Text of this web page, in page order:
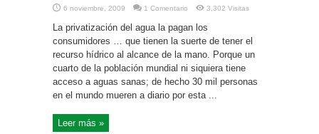
6 noviembre, 2009 1 Comentario 3,302 Visitas
La privatización del agua la pagan los
consumidores … que tienen la suerte de tener el
recurso hídrico al alcance de la mano. Porque un
cuarto de la población mundial ni siquiera tiene
acceso a aguas sanas; de hecho 30 mil personas
en el mundo mueren a diario por esta ...
Leer más »